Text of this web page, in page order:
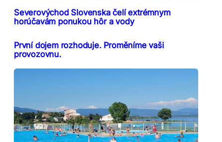
Severovýchod Slovenska čelí extrémnym
horúčavám ponukou hôr a vody
První dojem rozhoduje. Proměníme vaši
provozovnu.